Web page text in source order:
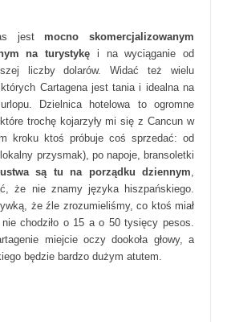
jest mocno skomercjalizowanym
na turystykę i na wyciąganie od
liczby dolarów. Widać też wielu
Cartagena jest tania i idealna na
Dzielnica hotelowa to ogromne
trochę kojarzyły mi się z Cancun w
kroku ktoś próbuje coś sprzedać: od
przysmak), po napoje, bransoletki
są tu na porządku dziennym,
że nie znamy języka hiszpańskiego.
że źle zrozumieliśmy, co ktoś miał
chodziło o 15 a o 50 tysięcy pesos.
miejcie oczy dookoła głowy, a
będzie bardzo dużym atutem.